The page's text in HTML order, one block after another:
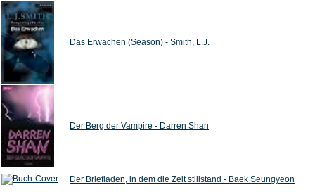
Das Erwachen (Season) - Smith, L.J.
Der Berg der Vampire - Darren Shan
Der Briefladen, in dem die Zeit stillstand - Baek Seungyeon